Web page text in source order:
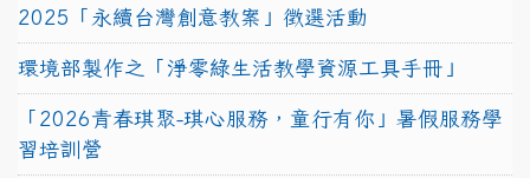
2025「永續台灣創意教案」徵選活動
環境部製作之「淨零綠生活教學資源工具手冊」
「2026青春琪聚-琪心服務，童行有你」暑假服務學
習培訓營